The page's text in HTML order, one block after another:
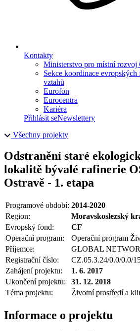
Kontakty
Ministerstvo pro místní rozvoj
Sekce koordinace
vztahů
Eurofon
Eurocentra
Kariéra
Přihlásit seNewslettery
Všechny projekty
Odstranění staré
lokalitě bývalé rafinerie
Ostravě - 1. etapa
Programové období: 2014-2020
Region:
Moravskoslezský
Evropský fond:
CF
Operační program:
Operační program
Příjemce:
GLOBAL
Registrační číslo:
CZ.05.3.24/0.0/0.0/
Zahájení projektu:
1. 6. 2017
Ukončení projektu:
31. 12. 2018
Téma projektu:
Životní prostředí a
Informace o projektu